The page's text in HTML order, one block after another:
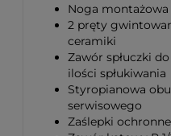
Noga montażowa
2 pręty
ceramiki
Zawór spłuczki
ilości spłukiwania
Styropianowa
serwisowego
Zaślepki